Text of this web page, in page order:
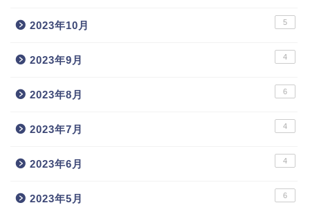
2023年10月 5
2023年9月 4
2023年8月 6
2023年7月 4
2023年6月 4
2023年5月 6